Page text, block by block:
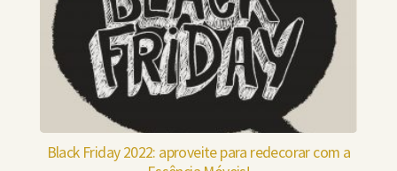
Black Friday 2022: aproveite para redecorar com a